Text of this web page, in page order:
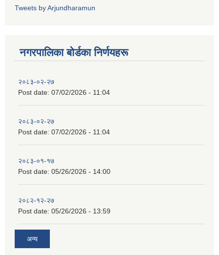
Tweets by Arjundharamun
नगरपालिका बाेर्डका निर्णयहरू
२०८३-०२-२७
Post date: 07/02/2026 - 11:04
२०८३-०२-२७
Post date: 07/02/2026 - 11:04
२०८३-०१-१७
Post date: 05/26/2026 - 14:00
२०८२-१२-२७
Post date: 05/26/2026 - 13:59
अन्य